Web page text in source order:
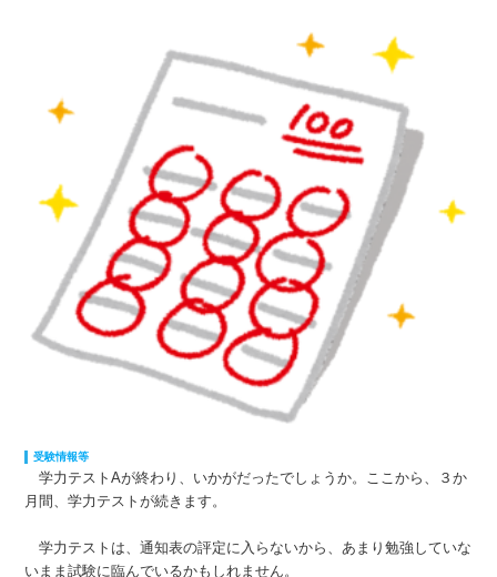
受験情報等
学力テストAが終わり、いかがだったでしょうか。ここから、３か
月間、学力テストが続きます。
学力テストは、通知表の評定に入らないから、あまり勉強していな
いまま試験に臨んでいるかもしれません。